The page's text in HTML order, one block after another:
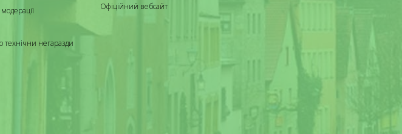
технічни негаразди
Офіційний вебсайт